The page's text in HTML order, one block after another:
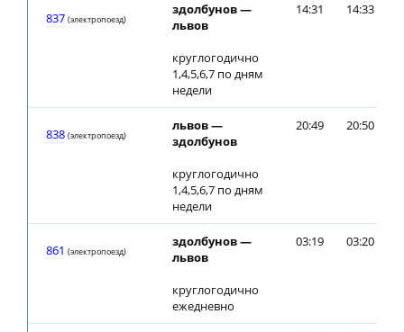
837 (электропоезд)
здолбунов —
львов
круглогодично
1,4,5,6,7 по дням
недели
14:31 14:33
838 (электропоезд)
львов —
здолбунов
круглогодично
1,4,5,6,7 по дням
недели
20:49 20:50
861 (электропоезд)
здолбунов —
львов
круглогодично
ежедневно
03:19 03:20